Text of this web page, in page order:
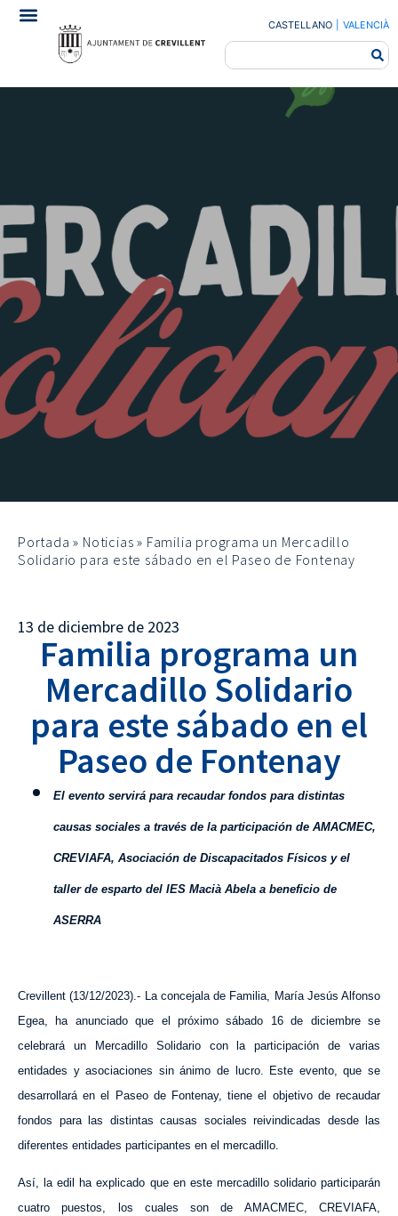
CASTELLANO VALENCIÀ
Portada » Noticias » Familia programa un Mercadillo
Solidario para este sábado en el Paseo de Fontenay
13 de diciembre de 2023
Familia programa un
Mercadillo Solidario
para este sábado en el
Paseo de Fontenay
El evento servirá para recaudar fondos para distintas
causas sociales a través de la participación de AMACMEC,
CREVIAFA, Asociación de Discapacitados Físicos y el
taller de esparto del IES Macià Abela a beneficio de
ASERRA
Crevillent (13/12/2023).- La concejala de Familia, María Jesús Alfonso
Egea, ha anunciado que el próximo sábado 16 de diciembre se
celebrará un Mercadillo Solidario con la participación de varias
entidades y asociaciones sin ánimo de lucro. Este evento, que se
desarrollará en el Paseo de Fontenay, tiene el objetivo de recaudar
fondos para las distintas causas sociales reivindicadas desde las
diferentes entidades participantes en el mercadillo.
Así, la edil ha explicado que en este mercadillo solidario participarán
cuatro puestos, los cuales son de AMACMEC, CREVIAFA,